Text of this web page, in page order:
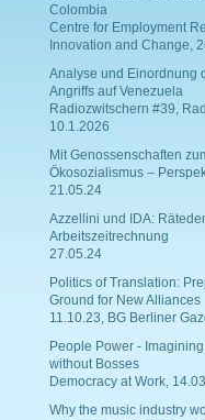
Colombia
Centre for Employment
Innovation and Change,
Analyse und Einordnung
Angriffs auf Venezuela
Radiozwitschern #39,
10.1.2026
Mit Genossenschaften
Ökosozialismus –
21.05.24
Azzellini und IDA:
Arbeitszeitrechnung
27.05.24
Politics of Translation:
Ground for New Alliances
11.10.23, BG Berliner
People Power - Imagining
without Bosses
Democracy at Work,
Why the music industry